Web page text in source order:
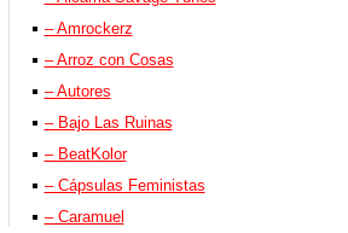
– Amrockerz
– Arroz con Cosas
– Autores
– Bajo Las Ruinas
– BeatKolor
– Cápsulas Feministas
– Caramuel